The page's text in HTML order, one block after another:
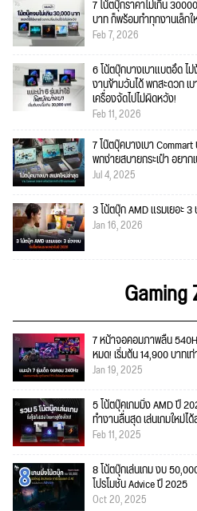
7 โน้ตบุ๊กราคาไม่เกิน
บาท ก็พร้อมทำทุกงานเล็ก
Feb 7, 2026
6 โน้ตบุ๊กบางเบาแบตอึด ไ
งานข้ามวันได้ พกสะดวก เ
เครื่องจัดไปไม่ผิดหวัง!
Feb 11, 2026
7 โน๊ตบุ๊คบางเบา
พกง่ายสบายกระเป๋า อยา
Jul 4, 2025
3 โน้ตบุ๊ก AMD แรมเยอะ
Jan 16, 2026
Gaming
7 หน้าจอคอมภาพลื่น
หมด! เริ่มต้น 14,900 บาทเ
Jan 19, 2025
5 โน้ตบุ๊คเกมมิ่ง AMD ปี
ทำงานลื่นสุด เล่นเกมใหม่ไ
Feb 11, 2025
8 โน้ตบุ๊กเล่นเกม งบ
โปรโมชั่น Advice ปี 2025
Oct 20, 2025